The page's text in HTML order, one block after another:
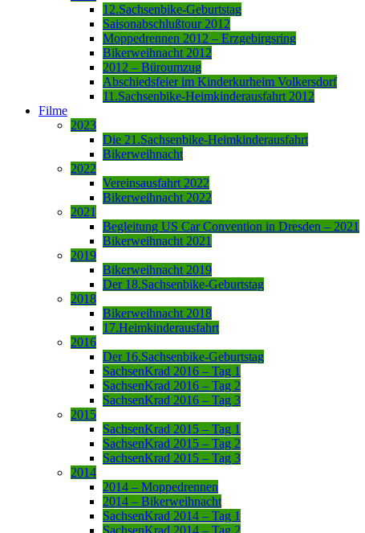
12.Sachsenbike-Geburtstag
Saisonabschlußtour 2012
Moppedrennen 2012 – Erzgebirgsring
Bikerweihnacht 2012
2012 – Büroumzug
Abschiedsfeier im Kinderkurheim Volkersdorf
11.Sachsenbike-Heimkinderausfahrt 2012
Filme
2023
Die 21.Sachsenbike-Heimkinderausfahrt
Bikerweihnacht
2022
Vereinsausfahrt 2022
Bikerweihnacht 2022
2021
Begleitung US Car Convention in Dresden – 2021
Bikerweihnacht 2021
2019
Bikerweihnacht 2019
Der 18.Sachsenbike-Geburtstag
2018
Bikerweihnacht 2018
17.Heimkinderausfahrt
2016
Der 16.Sachsenbike-Geburtstag
SachsenKrad 2016 – Tag 1
SachsenKrad 2016 – Tag 2
SachsenKrad 2016 – Tag 3
2015
SachsenKrad 2015 – Tag 1
SachsenKrad 2015 – Tag 2
SachsenKrad 2015 – Tag 3
2014
2014 – Moppedrennen
2014 – Bikerweihnacht
SachsenKrad 2014 – Tag 1
SachsenKrad 2014 – Tag 2